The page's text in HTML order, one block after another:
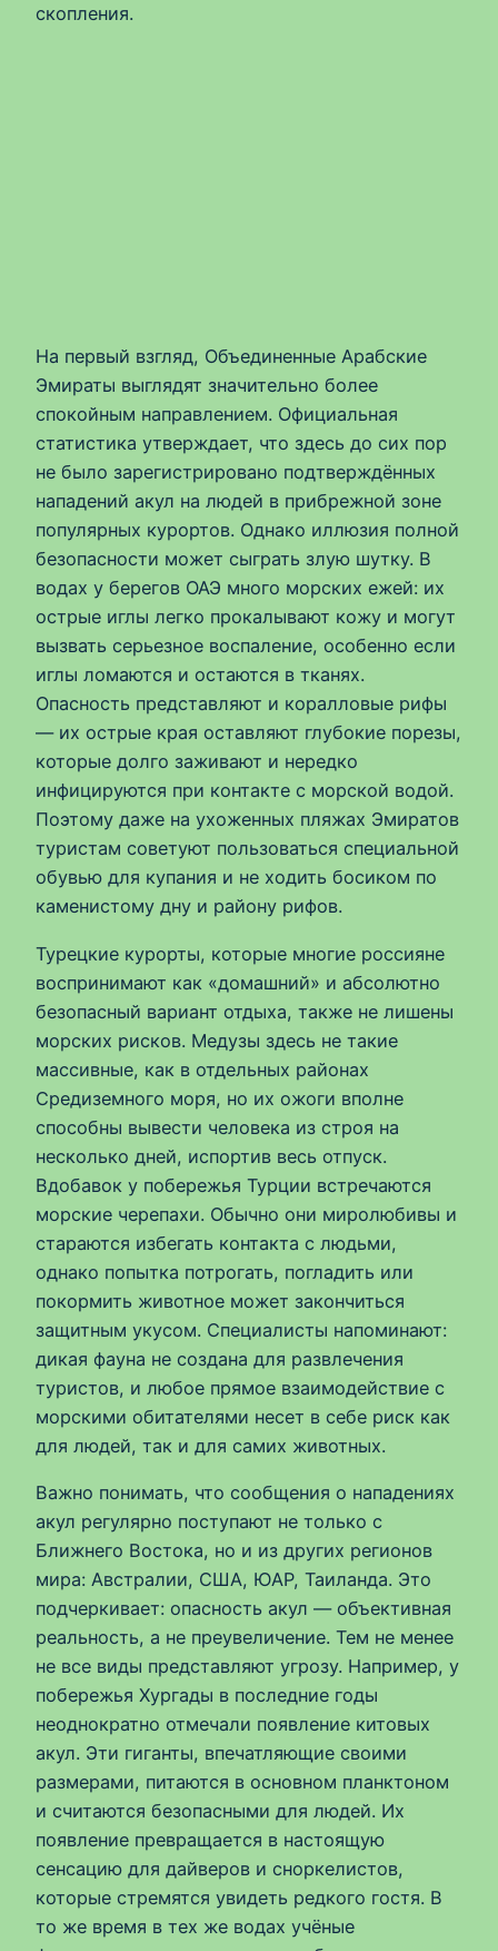
скопления.
На первый взгляд, Объединенные Арабские
Эмираты выглядят значительно более
спокойным направлением. Официальная
статистика утверждает, что здесь до сих пор
не было зарегистрировано подтверждённых
нападений акул на людей в прибрежной зоне
популярных курортов. Однако иллюзия полной
безопасности может сыграть злую шутку. В
водах у берегов ОАЭ много морских ежей: их
острые иглы легко прокалывают кожу и могут
вызвать серьезное воспаление, особенно если
иглы ломаются и остаются в тканях.
Опасность представляют и коралловые рифы
— их острые края оставляют глубокие порезы,
которые долго заживают и нередко
инфицируются при контакте с морской водой.
Поэтому даже на ухоженных пляжах Эмиратов
туристам советуют пользоваться специальной
обувью для купания и не ходить босиком по
каменистому дну и району рифов.
Турецкие курорты, которые многие россияне
воспринимают как «домашний» и абсолютно
безопасный вариант отдыха, также не лишены
морских рисков. Медузы здесь не такие
массивные, как в отдельных районах
Средиземного моря, но их ожоги вполне
способны вывести человека из строя на
несколько дней, испортив весь отпуск.
Вдобавок у побережья Турции встречаются
морские черепахи. Обычно они миролюбивы и
стараются избегать контакта с людьми,
однако попытка потрогать, погладить или
покормить животное может закончиться
защитным укусом. Специалисты напоминают:
дикая фауна не создана для развлечения
туристов, и любое прямое взаимодействие с
морскими обитателями несет в себе риск как
для людей, так и для самих животных.
Важно понимать, что сообщения о нападениях
акул регулярно поступают не только с
Ближнего Востока, но и из других регионов
мира: Австралии, США, ЮАР, Таиланда. Это
подчеркивает: опасность акул — объективная
реальность, а не преувеличение. Тем не менее
не все виды представляют угрозу. Например, у
побережья Хургады в последние годы
неоднократно отмечали появление китовых
акул. Эти гиганты, впечатляющие своими
размерами, питаются в основном планктоном
и считаются безопасными для людей. Их
появление превращается в настоящую
сенсацию для дайверов и сноркелистов,
которые стремятся увидеть редкого гостя. В
то же время в тех же водах учёные